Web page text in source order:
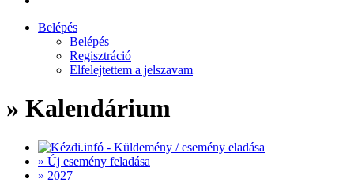
Belépés
Belépés
Regisztráció
Elfelejtettem a jelszavam
» Kalendárium
» Új esemény feladása
» 2027